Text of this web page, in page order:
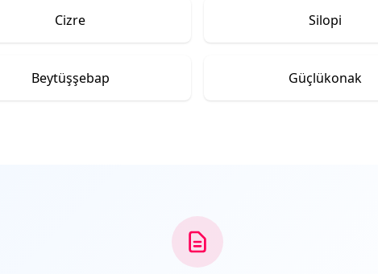
Cizre Silopi
Beytüşşebap Güçlükonak